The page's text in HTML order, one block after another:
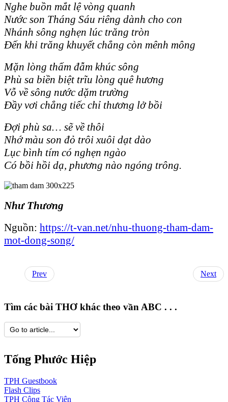
Nghe buồn mắt lệ vòng quanh
Nước son Tháng Sáu riêng dành cho con
Nhánh sông nghẹn lúc trăng tròn
Đến khi trăng khuyết chẳng còn mênh mông
Mặn lòng thấm đẫm khúc sông
Phù sa biền biệt trĩu lòng quê hương
Vỗ về sông nước dặm trường
Đầy vơi chẳng tiếc chỉ thương lở bồi
Đợi phù sa… sẽ về thôi
Nhớ màu son đỏ trôi xuôi dạt dào
Lục bình tím có nghẹn ngào
Có bồi hồi dạ, phương nào ngóng trông.
Như Thương
Nguồn: https://t-van.net/nhu-thuong-tham-dam-
mot-dong-song/
Prev Next
Tìm các bài THƠ khác theo vần ABC . . .
Tống Phước Hiệp
TPH Guestbook
Flash Clips
TPH Cộng Tác Viên